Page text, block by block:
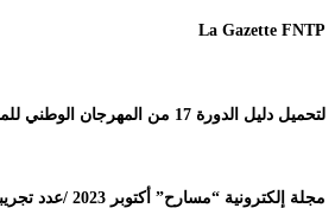
La Gazette FNTP
لتحميل دليل الدورة 17 من المهرجان الوطني للمسرح المحترف
مجلة إلكترونية “مسارح” أكتوبر 2023 /عدد تجريبي